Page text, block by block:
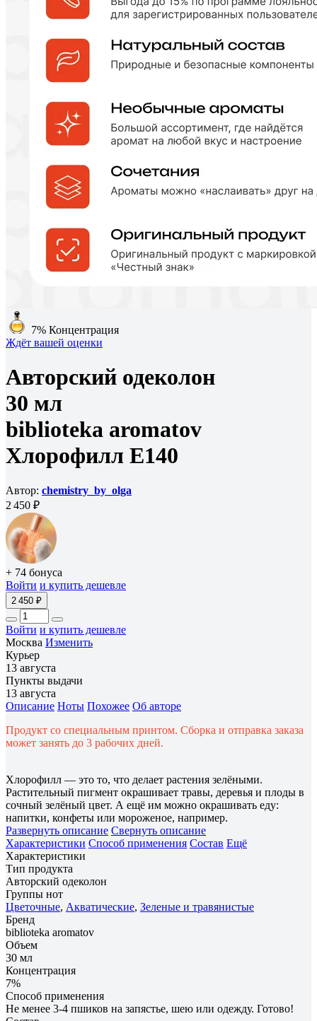
7% Концентрация
Ждёт вашей оценки
Авторский одеколон
30 мл
biblioteka aromatov
Хлорофилл E140
Автор: chemistry_by_olga
2 450 ₽
+ 74 бонуса
Войти и купить дешевле
2 450 ₽
Войти и купить дешевле
Москва Изменить
Курьер
13 августа
Пункты выдачи
13 августа
Описание Ноты Похожее Об авторе
Продукт со специальным принтом. Сборка и отправка заказа
может занять до 3 рабочих дней.
Хлорофилл — это то, что делает растения зелёными.
Растительный пигмент окрашивает травы, деревья и плоды в
сочный зелёный цвет. А ещё им можно окрашивать еду:
напитки, конфеты или мороженое, например.
Развернуть описание Свернуть описание
Характеристики Способ применения Состав Ещё
Характеристики
Тип продукта
Авторский одеколон
Группы нот
Цветочные, Акватические, Зеленые и травянистые
Бренд
biblioteka aromatov
Объем
30 мл
Концентрация
7%
Способ применения
Не менее 3-4 пшиков на запястье, шею или одежду. Готово!